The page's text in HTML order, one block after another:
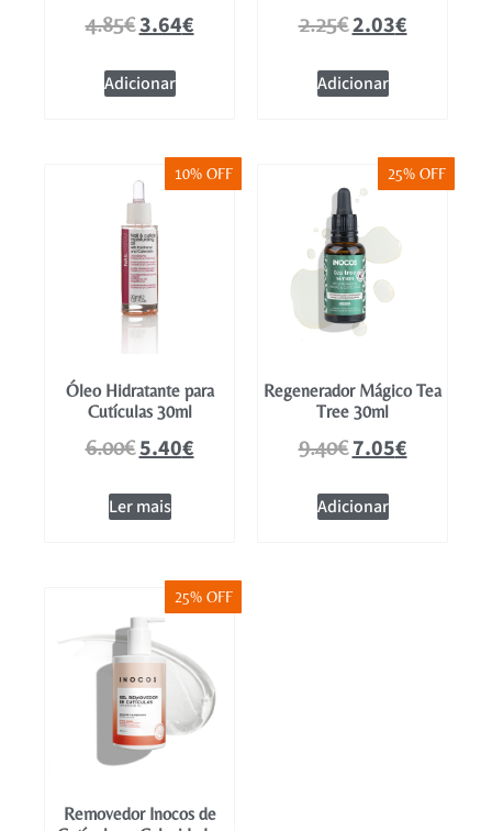
4.85€3.64€
Adicionar
2.25€2.03€
Adicionar
10% OFF
Óleo Hidratante para
Cutículas 30ml
6.00€5.40€
Ler mais
25% OFF
Regenerador Mágico Tea
Tree 30ml
9.40€7.05€
Adicionar
25% OFF
Removedor Inocos de